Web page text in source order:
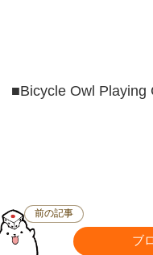
■Bicycle Owl Playing
前の記事
ブ